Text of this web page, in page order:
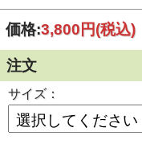
価格:3,800円(税込)
注文
サイズ：